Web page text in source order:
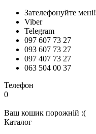
Зателефонуйте мені!
Viber
Telegram
097 607 73 27
093 607 73 27
097 407 73 27
063 504 00 37
Телефон
0
Ваш кошик порожній :(
Каталог